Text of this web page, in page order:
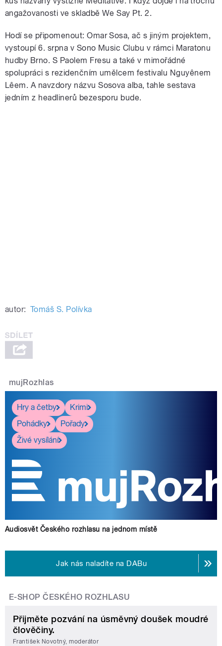
angažovanosti ve skladbě We Say Pt. 2.
Hodí se připomenout: Omar Sosa, ač s jiným projektem,
vystoupí 6. srpna v Sono Music Clubu v rámci Maratonu
hudby Brno. S Paolem Fresu a také v mimořádné
spolupráci s rezidenčním umělcem festivalu Nguyênem
Lêem. A navzdory názvu Sosova alba, tahle sestava
jedním z headlinerů bezesporu bude.
autor: Tomáš S. Polívka
mujRozhlas
Hry a četby
Krimi
Pohádky
Pořady
Živé vysílání
Audiosvět Českého rozhlasu na jednom místě
Jak nás naladíte na DABu
E-SHOP ČESKÉHO ROZHLASU
Přijměte pozvání na úsměvný doušek moudré
člověčiny.
František Novotný, moderátor